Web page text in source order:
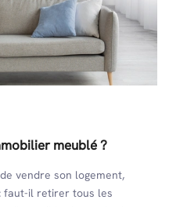
meublé ?
vendre son logement,
faut-il retirer tous les